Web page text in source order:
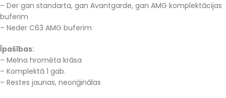
– Der gan standarta, gan Avantgarde, gan AMG komplektācijas
buferim
– Neder C63 AMG buferim
Īpašības:
– Melna hromēta krāsa
– Komplektā 1 gab.
– Restes jaunas, neoriģinālas